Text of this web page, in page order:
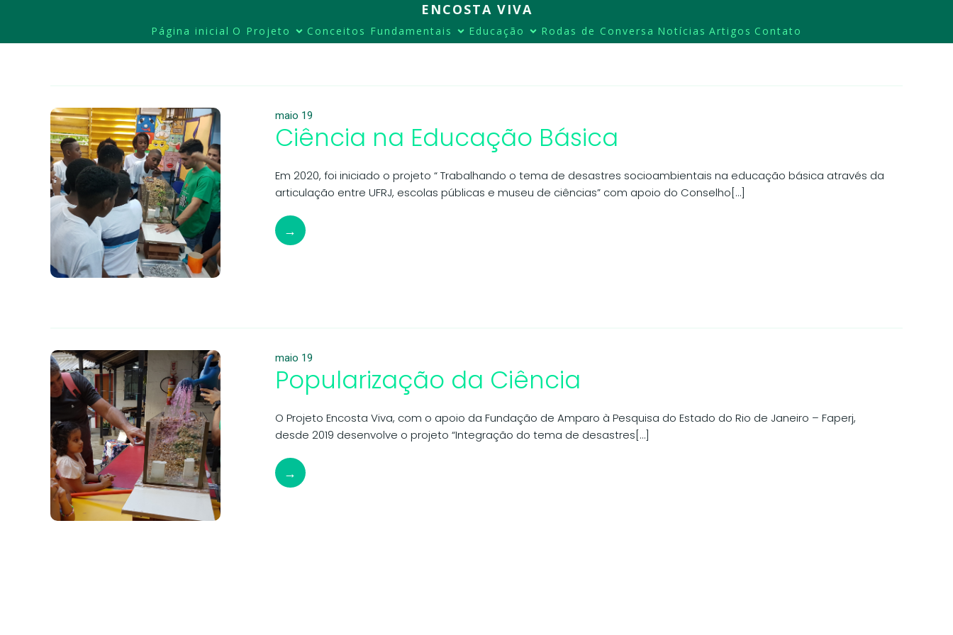
ENCOSTA VIVA
Página inicial O Projeto Conceitos Fundamentais Educação Rodas de Conversa Notícias Artigos Contato
maio 19
Ciência na Educação Básica
Em 2020, foi iniciado o projeto “ Trabalhando o tema de desastres socioambientais na educação básica através da
articulação entre UFRJ, escolas públicas e museu de ciências” com apoio do Conselho[…]
→
maio 19
Popularização da Ciência
O Projeto Encosta Viva, com o apoio da Fundação de Amparo à Pesquisa do Estado do Rio de Janeiro – Faperj,
desde 2019 desenvolve o projeto “Integração do tema de desastres[…]
→